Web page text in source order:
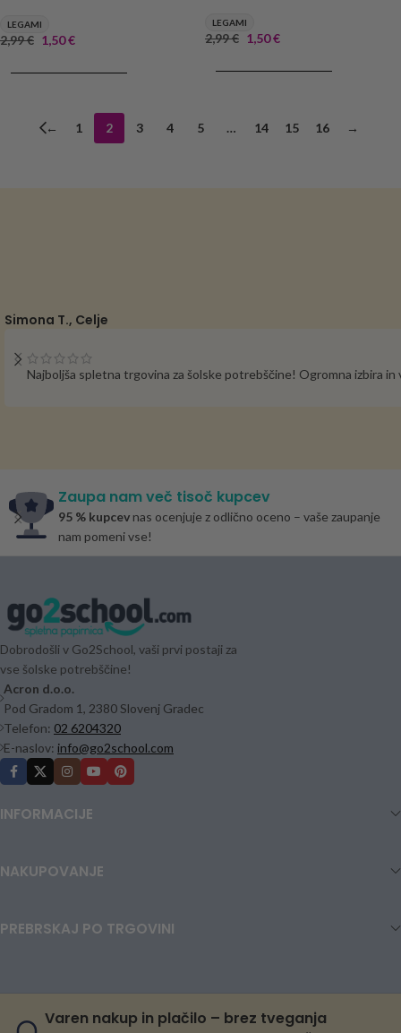
LEGAMI
2,99€ 1,50€
LEGAMI
2,99€ 1,50€
← 1 2 3 4 5 … 14 15 16 →
Simona T., Celje
Najboljša spletna trgovina za šolske potrebščine! Ogromna izbira
Zaupa nam več tisoč kupcev
95 % kupcev nas ocenjuje z odlično oceno – vaše zaupanje
nam pomeni vse!
Dobrodošli v Go2School, vaši prvi postaji za
vse šolske potrebščine!
Acron d.o.o.
Pod Gradom 1, 2380 Slovenj Gradec
Telefon: 02 6204320
E-naslov: info@go2school.com
INFORMACIJE
NAKUPOVANJE
PREBRSKAJ PO TRGOVINI
Varen nakup in plačilo – brez tveganja